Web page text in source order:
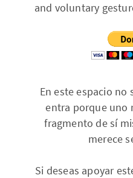
and voluntary
En este espacio no
entra porque uno
fragmento de sí
merece
Si deseas apoyar